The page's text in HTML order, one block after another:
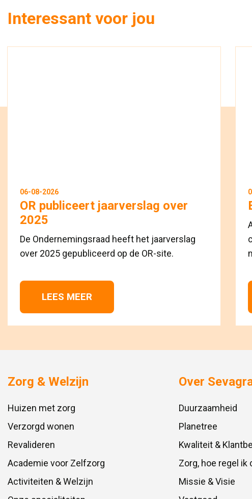
Interessant voor jou
06-08-2026
OR publiceert jaarverslag over
2025
De Ondernemingsraad heeft het jaarverslag
over 2025 gepubliceerd op de OR-site.
LEES MEER
Zorg & Welzijn
Huizen met zorg
Verzorgd wonen
Revalideren
Academie voor Zelfzorg
Activiteiten & Welzijn
Over
Duurzaamheid
Planetree
Kwaliteit &
Zorg, hoe regel ik
Missie & Visie